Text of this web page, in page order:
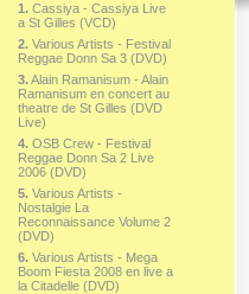
1. Cassiya - Cassiya Live
a St Gilles (VCD)
2. Various Artists - Festival
Reggae Donn Sa 3 (DVD)
3.Alain Ramanisum - Alain
Ramanisum en concert au
theatre de St Gilles (DVD
Live)
4. OSB Crew - Festival
Reggae Donn Sa 2 Live
2006 (DVD)
5. Various Artists -
Nostalgie La
Reconnaissance Volume 2
(DVD)
6. Various Artists - Mega
Boom Fiesta 2008 en live a
la Citadelle (DVD)